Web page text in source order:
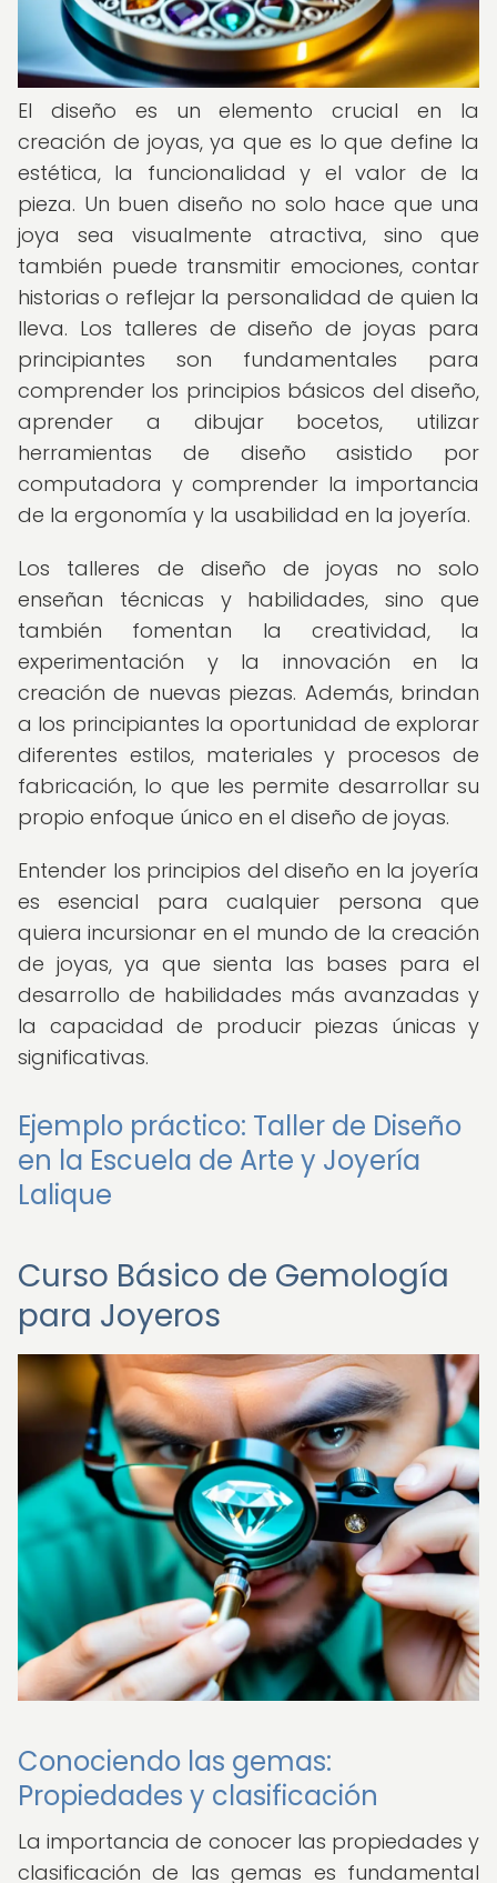
El diseño es un elemento crucial en la
creación de joyas, ya que es lo que define la
estética, la funcionalidad y el valor de la
pieza. Un buen diseño no solo hace que una
joya sea visualmente atractiva, sino que
también puede transmitir emociones, contar
historias o reflejar la personalidad de quien la
lleva. Los talleres de diseño de joyas para
principiantes son fundamentales para
comprender los principios básicos del diseño,
aprender a dibujar bocetos, utilizar
herramientas de diseño asistido por
computadora y comprender la importancia
de la ergonomía y la usabilidad en la joyería.
Los talleres de diseño de joyas no solo
enseñan técnicas y habilidades, sino que
también fomentan la creatividad, la
experimentación y la innovación en la
creación de nuevas piezas. Además, brindan
a los principiantes la oportunidad de explorar
diferentes estilos, materiales y procesos de
fabricación, lo que les permite desarrollar su
propio enfoque único en el diseño de joyas.
Entender los principios del diseño en la joyería
es esencial para cualquier persona que
quiera incursionar en el mundo de la creación
de joyas, ya que sienta las bases para el
desarrollo de habilidades más avanzadas y
la capacidad de producir piezas únicas y
significativas.
Ejemplo práctico: Taller de Diseño
en la Escuela de Arte y Joyería
Lalique
Curso Básico de Gemología
para Joyeros
Conociendo las gemas:
Propiedades y clasificación
La importancia de conocer las propiedades y
clasificación de las gemas es fundamental